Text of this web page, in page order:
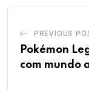
PREVIOUS
Pokémon
com mundo